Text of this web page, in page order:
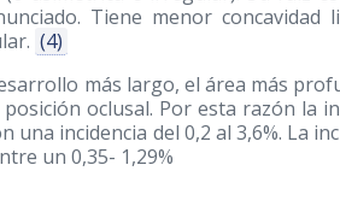
Tiene menor concavidad
(4)
más largo, el área más
oclusal. Por esta razón la
incidencia del 0,2 al 3,6%. La
un 0,35- 1,29%